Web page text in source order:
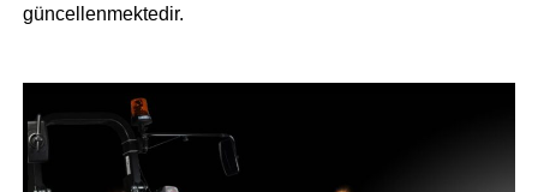
güncellenmektedir.